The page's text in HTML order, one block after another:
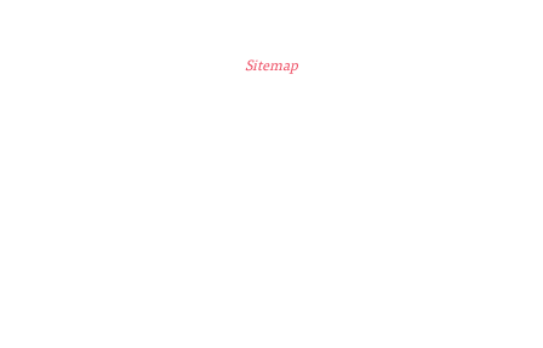
Sitemap